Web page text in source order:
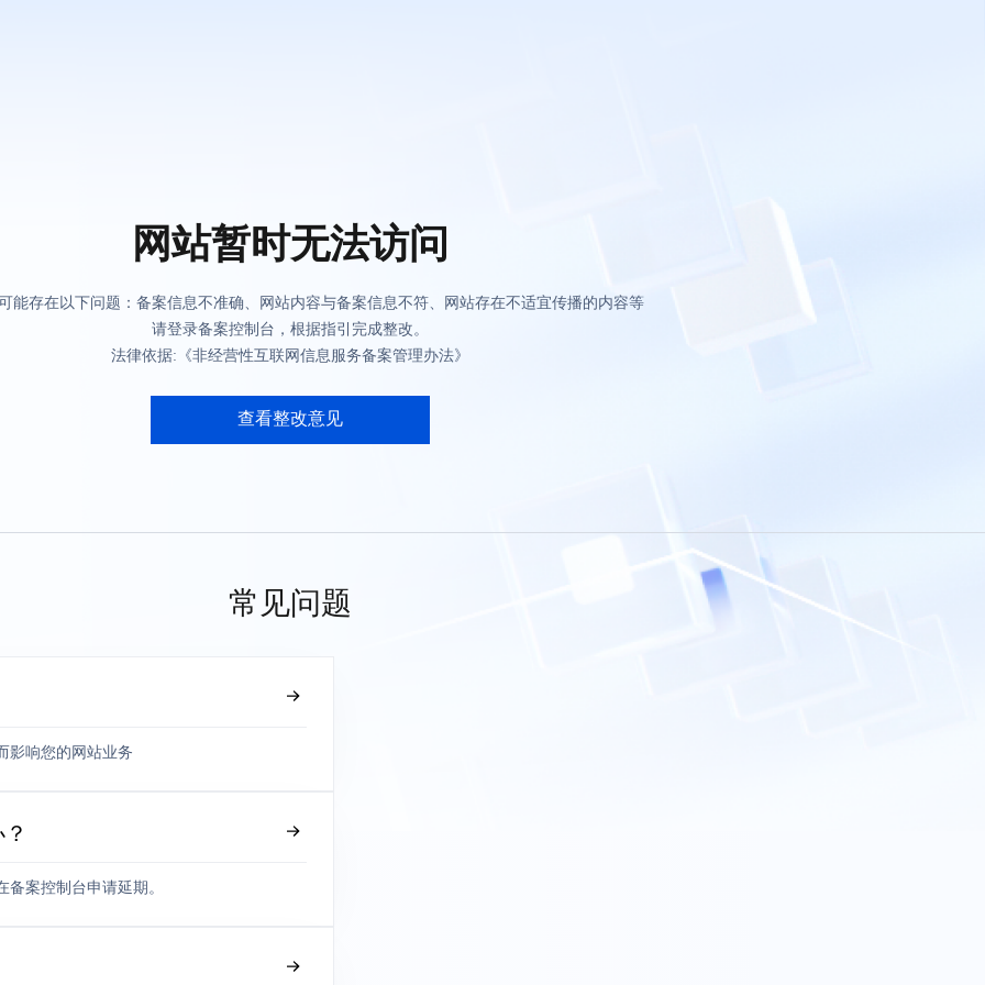
网站暂时无法访问
能存在以下问题：备案信息不准确、网站内容与备案信息不符、网站存在不适宜传播的内容等
请登录备案控制台，根据指引完成整改。
法律依据:《非经营性互联网信息服务备案管理办法》
查看整改意见
常见问题
影响您的网站业务
案控制台申请延期。